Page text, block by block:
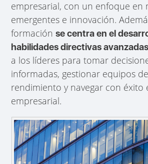
empresarial, con un enfoque en
emergentes e innovación.
formaciónse centra en el
habilidades directivas avanzadas
a los líderes para tomar
informadas, gestionar equipos
rendimiento y navegar con
empresarial.